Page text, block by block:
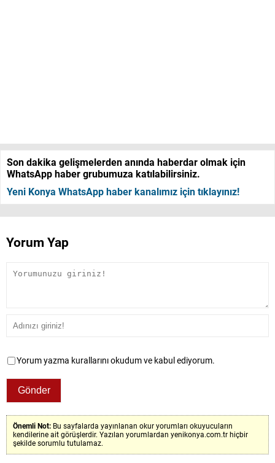
Son dakika gelişmelerden anında haberdar olmak için
WhatsApp haber grubumuza katılabilirsiniz.
Yeni Konya WhatsApp haber kanalımız için tıklayınız!
Yorum Yap
Yorum yazma kurallarını okudum ve kabul ediyorum.
Önemli Not: Bu sayfalarda yayınlanan okur yorumları okuyucuların
kendilerine ait görüşlerdir. Yazılan yorumlardan yenikonya.com.tr hiçbir
şekilde sorumlu tutulamaz.